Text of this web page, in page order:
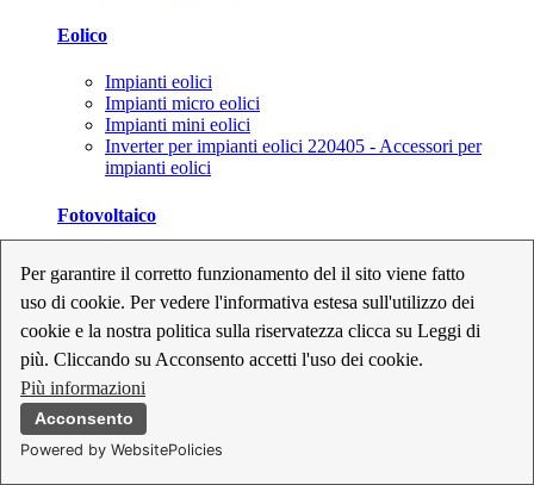
Per garantire il corretto funzionamento del il sito viene fatto
uso di cookie. Per vedere l'informativa estesa sull'utilizzo dei
cookie e la nostra politica sulla riservatezza clicca su Leggi di
più. Cliccando su Acconsento accetti l'uso dei cookie.
Più informazioni
Acconsento
Powered by WebsitePolicies
Eolico
Impianti eolici
Impianti micro eolici
Impianti mini eolici
Inverter per impianti eolici 220405 - Accessori per
impianti eolici
Fotovoltaico
Inverter per impianti fotovoltaici
Kit per impianti fotovoltaici
Moduli fotovoltaici
Sistemi di monitoraggio per impianti fotovoltaici
Strumenti di collaudo e configurazione per impianti
fotovoltaici
Supporti per impianti fotovoltaici
Geotermia